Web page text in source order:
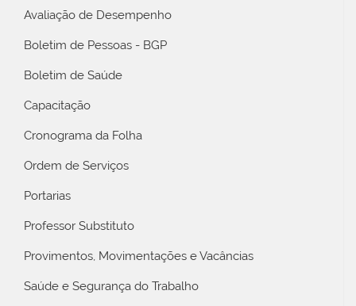
Avaliação de Desempenho
Boletim de Pessoas - BGP
Boletim de Saúde
Capacitação
Cronograma da Folha
Ordem de Serviços
Portarias
Professor Substituto
Provimentos, Movimentações e Vacâncias
Saúde e Segurança do Trabalho